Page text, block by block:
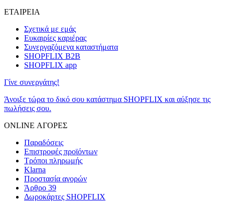
ΕΤΑΙΡΕΙΑ
Σχετικά με εμάς
Ευκαιρίες καριέρας
Συνεργαζόμενα καταστήματα
SHOPFLIX B2B
SHOPFLIX app
Γίνε συνεργάτης!
Άνοιξε τώρα το δικό σου κατάστημα SHOPFLIX και αύξησε τις
πωλήσεις σου.
ONLINE ΑΓΟΡΕΣ
Παραδόσεις
Επιστροφές προϊόντων
Τρόποι πληρωμής
Klarna
Προστασία αγορών
Άρθρο 39
Δωροκάρτες SHOPFLIX